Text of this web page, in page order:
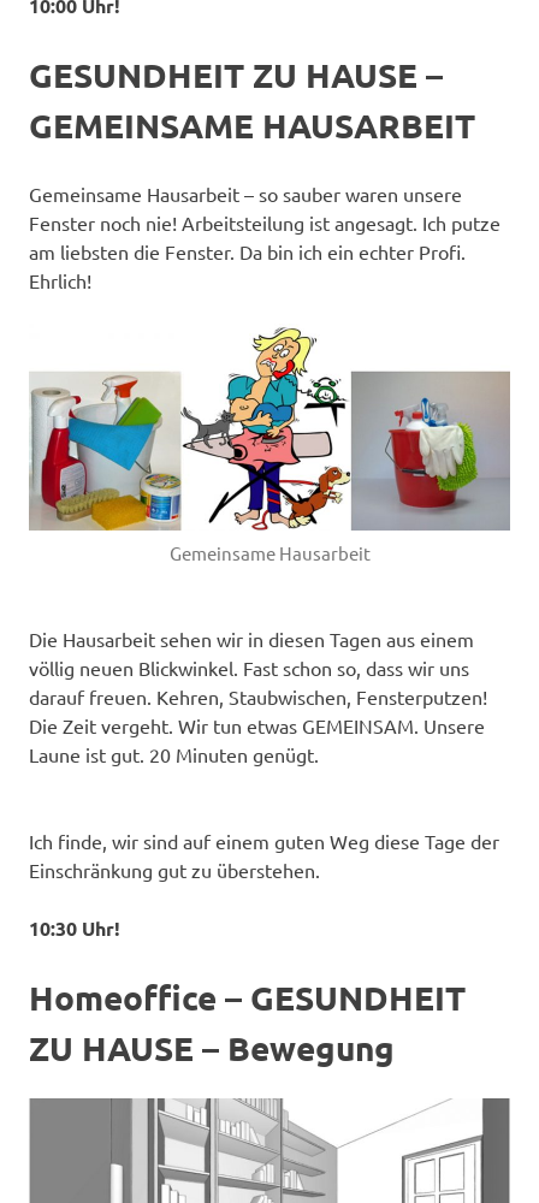
10:00 Uhr!
GESUNDHEIT ZU HAUSE –
GEMEINSAME HAUSARBEIT
Gemeinsame Hausarbeit – so sauber waren unsere
Fenster noch nie! Arbeitsteilung ist angesagt. Ich putze
am liebsten die Fenster. Da bin ich ein echter Profi.
Ehrlich!
Gemeinsame Hausarbeit
Die Hausarbeit sehen wir in diesen Tagen aus einem
völlig neuen Blickwinkel. Fast schon so, dass wir uns
darauf freuen. Kehren, Staubwischen, Fensterputzen!
Die Zeit vergeht. Wir tun etwas GEMEINSAM. Unsere
Laune ist gut. 20 Minuten genügt.
Ich finde, wir sind auf einem guten Weg diese Tage der
Einschränkung gut zu überstehen.
10:30 Uhr!
Homeoffice – GESUNDHEIT
ZU HAUSE – Bewegung